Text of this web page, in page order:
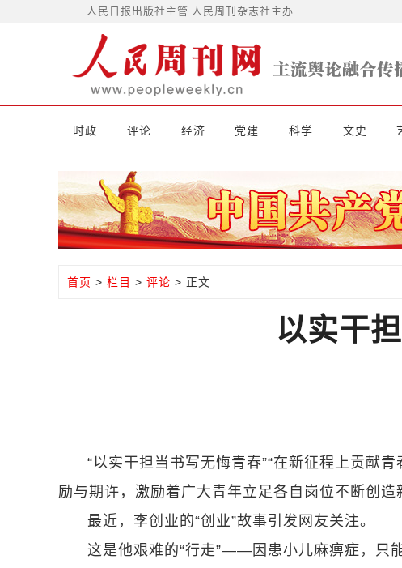
人民日报出版社主管 人民周刊杂志社主办
时政 评论 经济 党建 科学 文史
首页 > 栏目 > 评论 > 正文
以实干
“以实干担当书写无悔青春”“在新征程上贡献
励与期许，激励着广大青年立足各自岗位不断创造
最近，李创业的“创业”故事引发网友关注。
这是他艰难的“行走”——因患小儿麻痹症，只